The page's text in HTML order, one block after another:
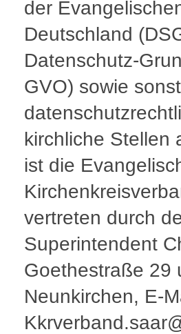
der
Deutschland
Datenschutz-
GVO) sowie
kirchliche Stellen
ist die
vertreten durch
Superintendent
Goethestraße 29
Neunkirchen, E-